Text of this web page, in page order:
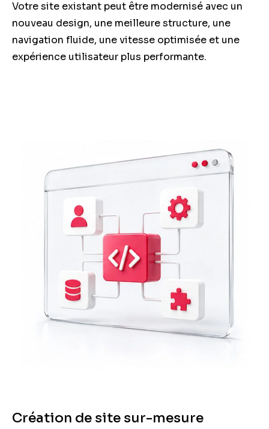
Votre site existant peut être modernisé avec un
nouveau design, une meilleure structure, une
navigation fluide, une vitesse optimisée et une
expérience utilisateur plus performante.
Création de site sur-mesure